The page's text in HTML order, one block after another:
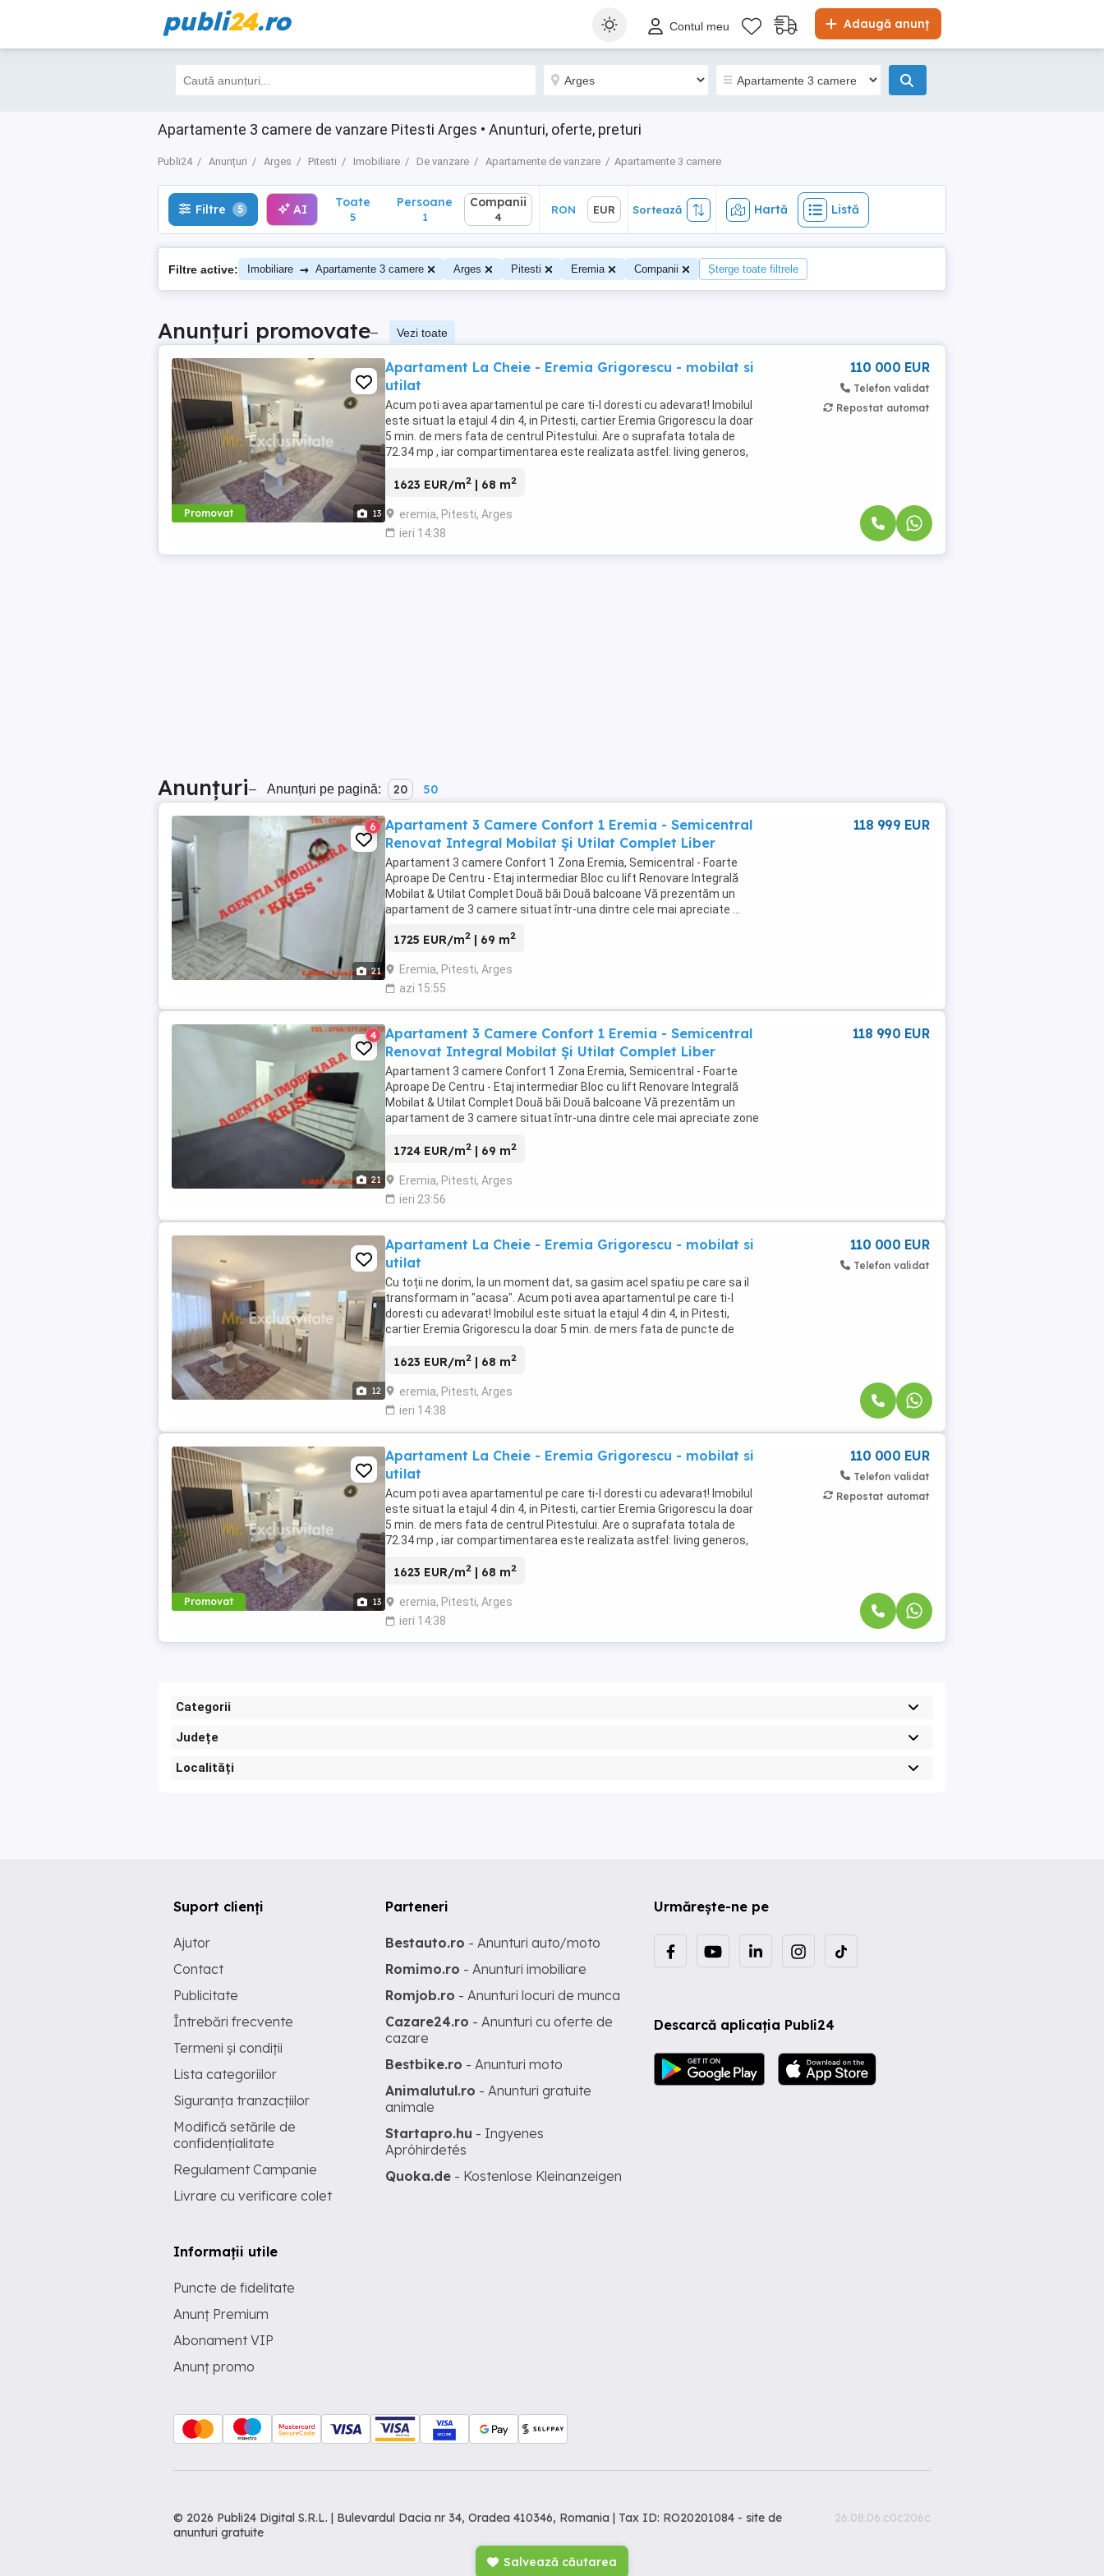
publi24.ro Adaugă anunț
Contul meu
Apartamente 3 camere de vanzare Pitesti Arges • Anunturi, oferte, preturi
Publi24 Anunțuri Arges Pitesti Imobiliare De vanzare Apartamente de vanzare Apartamente 3 camere
Filtre 5 AI EUR Sortează Hartă Listă
Filtre 5 AI Toate
5
Persoane
1
Companii
4
RON EUR Sortează Hartă Listă
Filtre active: Imobiliare → Apartamente 3 camere Arges Pitesti Eremia Companii Șterge toate filtrele
Anunțuri promovate– Vezi toate
Promovat 13
Apartament La Cheie - Eremia Grigorescu - mobilat si
utilat
Acum poti avea apartamentul pe care ti-l doresti cu adevarat! Imobilul
este situat la etajul 4 din 4, in Pitesti, cartier Eremia Grigorescu la doar
5 min. de mers fata de centrul Pitestului. Are o suprafata totala de
72.34 mp , iar compartimentarea este realizata astfel: living generos,
1623 EUR/m2 | 68 m2
eremia, Pitesti, Arges
ieri 14:38
110 000 EUR
Telefon validat
Repostat automat
Anunțuri– Anunțuri pe pagină: 20 50
21
6
Apartament 3 Camere Confort 1 Eremia - Semicentral
Renovat Integral Mobilat Și Utilat Complet Liber
Apartament 3 camere Confort 1 Zona Eremia, Semicentral - Foarte
Aproape De Centru - Etaj intermediar Bloc cu lift Renovare Integrală
Mobilat & Utilat Complet Două băi Două balcoane Vă prezentăm un
apartament de 3 camere situat într-una dintre cele mai apreciate ...
1725 EUR/m2 | 69 m2
Eremia, Pitesti, Arges
azi 15:55
118 999 EUR
21
4
Apartament 3 Camere Confort 1 Eremia - Semicentral
Renovat Integral Mobilat Și Utilat Complet Liber
Apartament 3 camere Confort 1 Zona Eremia, Semicentral - Foarte
Aproape De Centru - Etaj intermediar Bloc cu lift Renovare Integrală
Mobilat & Utilat Complet Două băi Două balcoane Vă prezentăm un
apartament de 3 camere situat într-una dintre cele mai apreciate zone
1724 EUR/m2 | 69 m2
Eremia, Pitesti, Arges
ieri 23:56
118 990 EUR
12
Apartament La Cheie - Eremia Grigorescu - mobilat si
utilat
Cu toții ne dorim, la un moment dat, sa gasim acel spatiu pe care sa il
transformam in "acasa". Acum poti avea apartamentul pe care ti-l
doresti cu adevarat! Imobilul este situat la etajul 4 din 4, in Pitesti,
cartier Eremia Grigorescu la doar 5 min. de mers fata de puncte de
1623 EUR/m2 | 68 m2
eremia, Pitesti, Arges
ieri 14:38
110 000 EUR
Telefon validat
Promovat 13
Apartament La Cheie - Eremia Grigorescu - mobilat si
utilat
Acum poti avea apartamentul pe care ti-l doresti cu adevarat! Imobilul
este situat la etajul 4 din 4, in Pitesti, cartier Eremia Grigorescu la doar
5 min. de mers fata de centrul Pitestului. Are o suprafata totala de
72.34 mp , iar compartimentarea este realizata astfel: living generos,
1623 EUR/m2 | 68 m2
eremia, Pitesti, Arges
ieri 14:38
110 000 EUR
Telefon validat
Repostat automat
Categorii
Județe
Localități
Salvează căutarea
Urmărește-ne pe
Descarcă aplicația Publi24
Suport clienți
Ajutor
Contact
Publicitate
Întrebări frecvente
Termeni și condiții
Lista categoriilor
Siguranța tranzacțiilor
Modifică setările de
confidențialitate
Regulament Campanie
Livrare cu verificare colet
Informații utile
Puncte de fidelitate
Anunț Premium
Abonament VIP
Anunț promo
Parteneri
Bestauto.ro - Anunturi auto/moto
Romimo.ro - Anunturi imobiliare
Romjob.ro - Anunturi locuri de munca
Cazare24.ro - Anunturi cu oferte de
cazare
Bestbike.ro - Anunturi moto
Animalutul.ro - Anunturi gratuite
animale
Startapro.hu - Ingyenes
Apróhirdetés
Quoka.de - Kostenlose Kleinanzeigen
© 2026 Publi24 Digital S.R.L. | Bulevardul Dacia nr 34, Oradea 410346, Romania | Tax ID: RO20201084 - site de
anunturi gratuite
26.08.06.c0c206c